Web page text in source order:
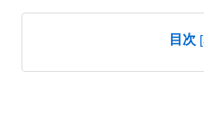
目次 [